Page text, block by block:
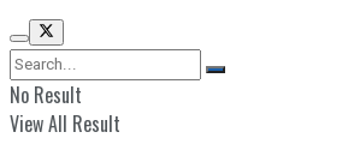
No Result
View All Result